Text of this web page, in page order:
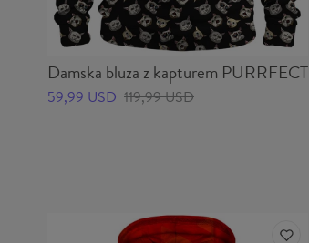
Damska bluza z kapturem PURRFECT
59,99 USD 119,99 USD